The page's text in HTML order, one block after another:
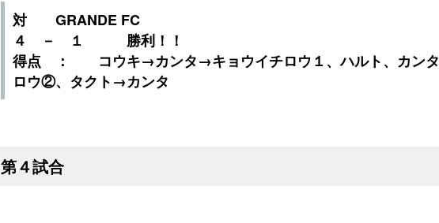
対 GRANDE FC
４ － １ 勝利！！
得点 ： コウキ→カンタ→キョウイチロウ１、ハルト、カン
ロウ②、タクト→カンタ
第４試合